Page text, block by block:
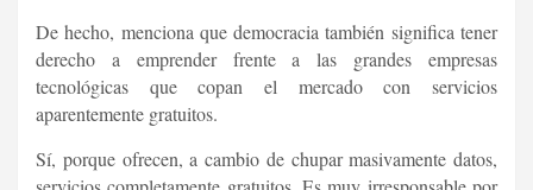
De hecho, menciona que democracia también significa tener
derecho a emprender frente a las grandes empresas
tecnológicas que copan el mercado con servicios
aparentemente gratuitos.
Sí, porque ofrecen, a cambio de chupar masivamente datos,